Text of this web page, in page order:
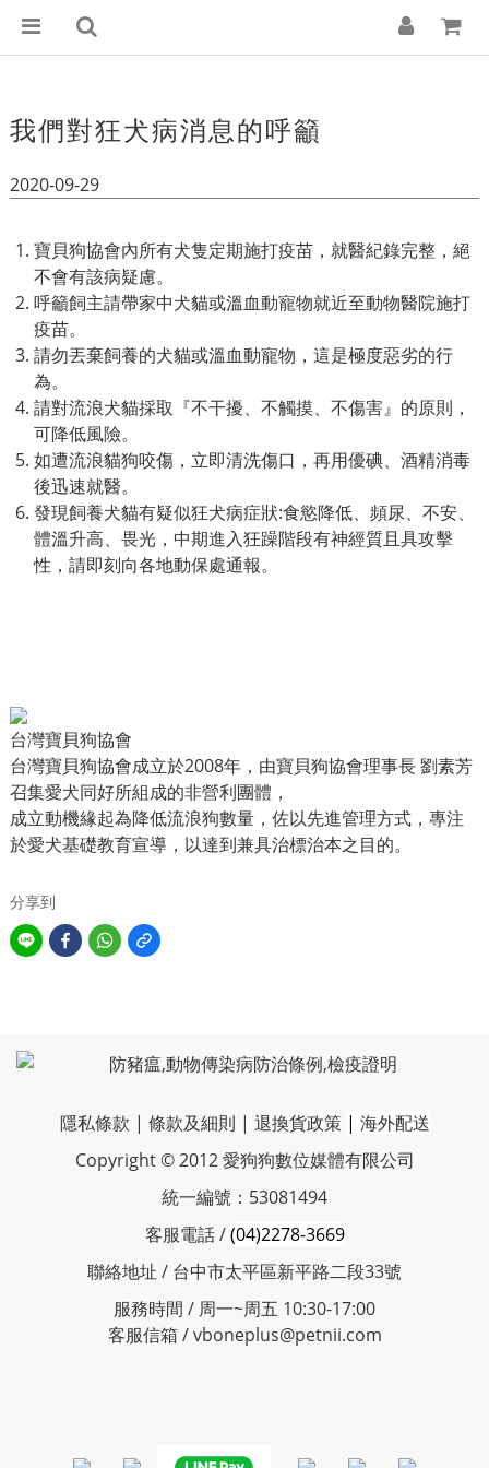
我們對狂犬病消息的呼籲
2020-09-29
寶貝狗協會內所有犬隻定期施打疫苗，就醫紀錄完整，絕
不會有該病疑慮。
呼籲飼主請帶家中犬貓或溫血動寵物就近至動物醫院施打
疫苗。
請勿丟棄飼養的犬貓或溫血動寵物，這是極度惡劣的行
為。
請對流浪犬貓採取 『不干擾、不觸摸、不傷害』 的原則，
可降低風險。
如遭流浪貓狗咬傷， 立即清洗傷口 ，再用優碘、酒精消毒
後迅速就醫。
發現飼養犬貓有疑似狂犬病症狀:食慾降低、頻尿、不安、
體溫升高、畏光，中期進入狂躁階段有神經質且具攻擊
性，請即刻向各地動保處通報。
台灣寶貝狗協會
台灣寶貝狗協會成立於2008年，由寶貝狗協會理事長 劉素芳
召集愛犬同好所組成的非營利團體，
成立動機緣起為降低流浪狗數量，佐以先進管理方式，專注
於愛犬基礎教育宣導，以達到兼具治標治本之目的。
分享到
隱私條款 | 條款及細則 | 退換貨政策 | 海外配送
Copyright © 2012 愛狗狗數位媒體有限公司
統一編號：53081494
客服電話 /(04)2278-3669
聯絡地址 / 台中市太平區新平路二段33號
服務時間 / 周一~周五 10:30-17:00
客服信箱 / vboneplus@petnii.com